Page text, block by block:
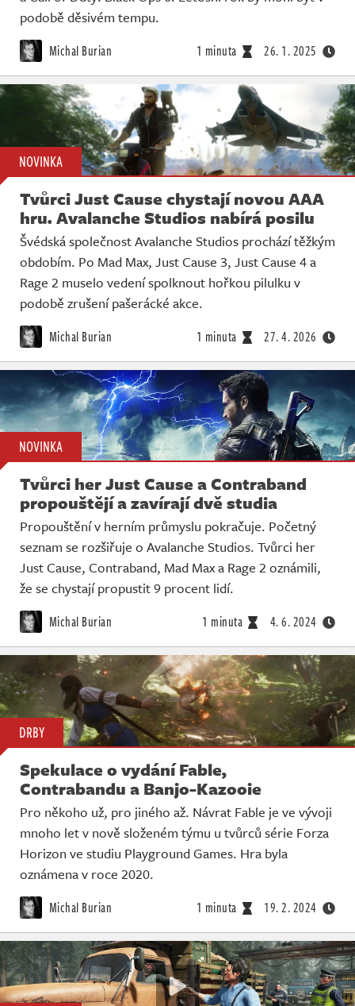
podobě děsivém tempu.
Michal Burian 1 minuta 26. 1. 2025
NOVINKA
Tvůrci Just Cause chystají novou AAA
hru. Avalanche Studios nabírá posilu
Švédská společnost Avalanche Studios prochází těžkým
obdobím. Po Mad Max, Just Cause 3, Just Cause 4 a
Rage 2 muselo vedení spolknout hořkou pilulku v
podobě zrušení pašerácké akce.
Michal Burian 1 minuta 27. 4. 2026
NOVINKA
Tvůrci her Just Cause a Contraband
propouštějí a zavírají dvě studia
Propouštění v herním průmyslu pokračuje. Početný
seznam se rozšiřuje o Avalanche Studios. Tvůrci her
Just Cause, Contraband, Mad Max a Rage 2 oznámili,
že se chystají propustit 9 procent lidí.
Michal Burian 1 minuta 4. 6. 2024
DRBY
Spekulace o vydání Fable,
Contrabandu a Banjo-Kazooie
Pro někoho už, pro jiného až. Návrat Fable je ve vývoji
mnoho let v nově složeném týmu u tvůrců série Forza
Horizon ve studiu Playground Games. Hra byla
oznámena v roce 2020.
Michal Burian 1 minuta 19. 2. 2024